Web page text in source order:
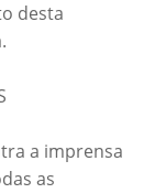
desta
a imprensa
as